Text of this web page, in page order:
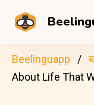
Beelinguapp
About Life That